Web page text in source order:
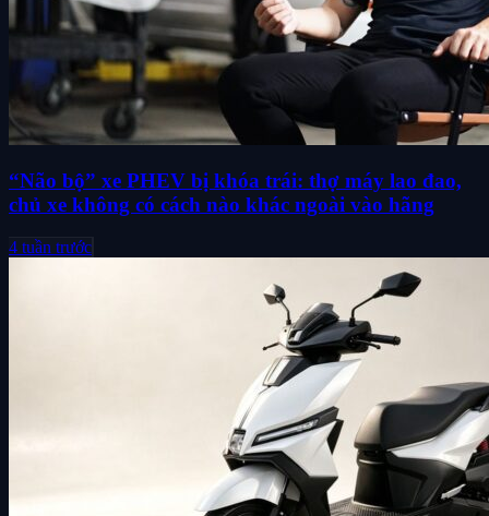
“Não bộ” xe PHEV bị khóa trái: thợ máy lao đao,
chủ xe không có cách nào khác ngoài vào hãng
4 tuần trước